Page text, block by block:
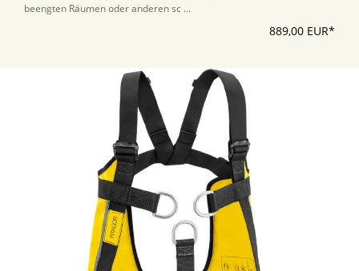
beengten Räumen oder anderen sc ...
889,00 EUR*